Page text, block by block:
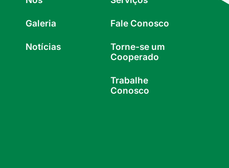
Galeria
Notícias
Fale Conosco
Torne-se um
Cooperado
Trabalhe
Conosco